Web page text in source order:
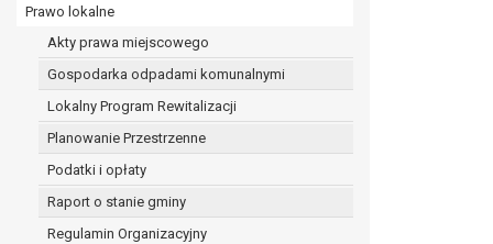
Prawo lokalne
Akty prawa miejscowego
Gospodarka odpadami komunalnymi
Lokalny Program Rewitalizacji
Planowanie Przestrzenne
Podatki i opłaty
Raport o stanie gminy
Regulamin Organizacyjny
podmioty, które przetwarzają dane osobowe
podmioty upoważnione do odbioru danych
Pani/Pana dane osobowe będą przetwarzane przez
przepisy prawa powszechnie obowiązującego.
W przypadku, gdy dane osobowe przetwarzane są na
W przypadku, gdy dane osobowe przetwarzane są w
czasie w zakresie wymaganym przez przepisy prawa
rozliczeniu umowy, do czasu wycofania tej zgody.
Ponadto w przypadku umów o dofinansowanie dane
beneficjentem a określoną instytucją, trwałości